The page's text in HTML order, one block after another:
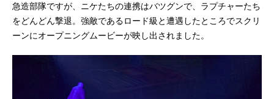
急造部隊ですが、ニケたちの連携はバツグンで、ラプチャーたち
をどんどん撃退。強敵であるロード級と遭遇したところでスクリ
ーンにオープニングムービーが映し出されました。